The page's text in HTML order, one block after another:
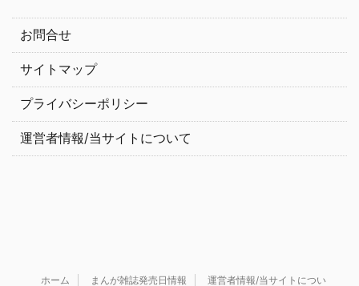
お問合せ
サイトマップ
プライバシーポリシー
運営者情報/当サイトについて
ホーム まんが雑誌発売日情報 運営者情報/当サイトについ